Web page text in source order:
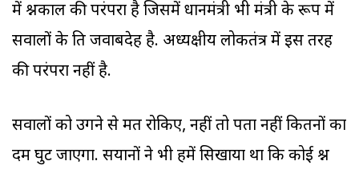
में प्रश्नकाल की परंपरा है जिसमें प्रधानमंत्री भी मंत्री के रूप में
सवालों के प्रति जवाबदेह है. अध्यक्षीय लोकतंत्र में इस तरह
की परंपरा नहीं है.
सवालों को उगने से मत रोकिए, नहीं तो पता नहीं कितनों का
दम घुट जाएगा. सयानों ने भी हमें सिखाया था कि कोई प्रश्न